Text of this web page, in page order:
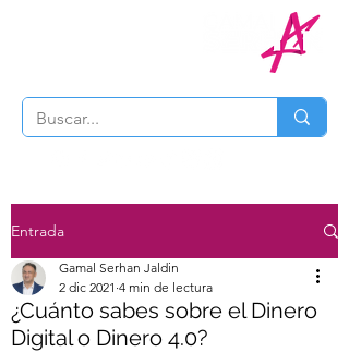
Entrada
¿Cuánto sabes sobre el Dinero
Digital o Dinero 4.0?
Gamal Serhan Jaldin
2 dic 2021 4 min de lectura